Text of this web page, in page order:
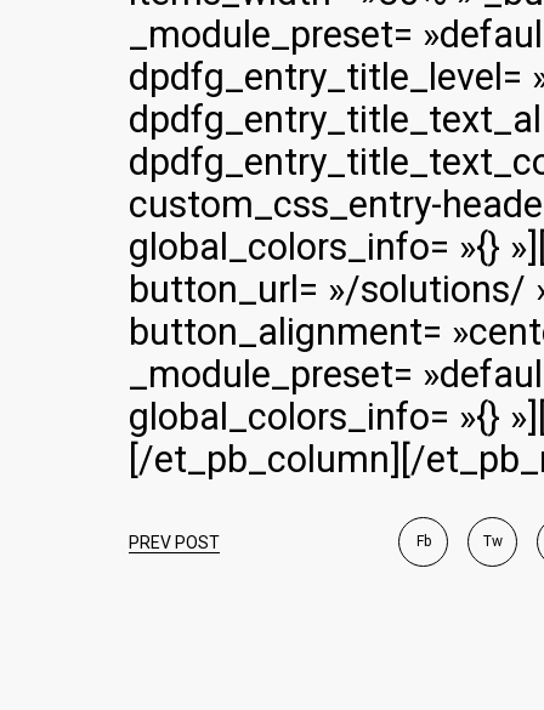
_module_preset=
dpdfg_entry_title_level=
custom_css_entry-
global_colors_info= »{}
button_url= »/solutions/
button_alignment=
_module_preset=
global_colors_info= »{}
[/et_pb_column][/
Fb Tw
PREV POST